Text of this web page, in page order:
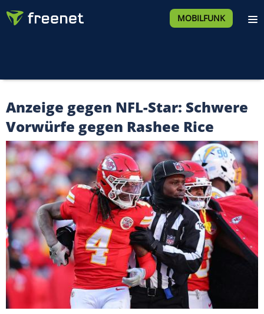
MOBILFUNK
Anzeige gegen NFL-Star: Schwere
Vorwürfe gegen Rashee Rice